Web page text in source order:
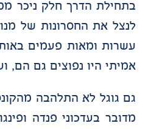
בתחילת הדרך חלק ניכר
לנצל את החסרונות של
עשרות ומאות פעמים
אמיתי היו נפוצים גם הם,
גם גוגל לא התלהבה
מדובר בעדכוני פנדה